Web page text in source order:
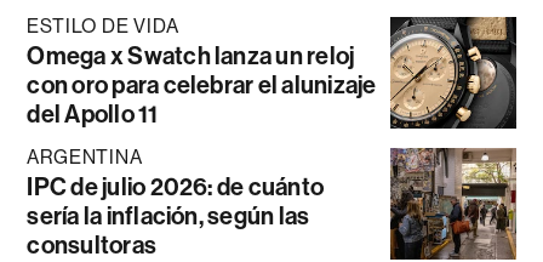
ESTILO DE VIDA
Omega x Swatch lanza un reloj
con oro para celebrar el alunizaje
del Apollo 11
ARGENTINA
IPC de julio 2026: de cuánto
sería la inflación, según las
consultoras